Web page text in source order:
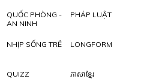
QUỐC PHÒNG -
AN NINH
PHÁP LUẬT
NHỊP SỐNG TRẺ LONGFORM
QUIZZ ភាសាខ្មែរ